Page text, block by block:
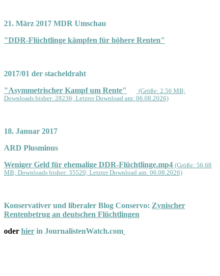
21. März 2017 MDR Umschau
"DDR-Flüchtlinge kämpfen für höhere Renten"
2017/01 der stacheldraht
"Asymmetrischer Kampf um Rente"
(Größe: 2.56 MB;
Downloads bisher: 28236; Letzter Download am: 06.08.2026)
18. Januar 2017
ARD Plusminus
Weniger Geld für ehemalige DDR-Flüchtlinge.mp4 (Größe: 56.68
MB; Downloads bisher: 35520; Letzter Download am: 06.08.2026)
Konservativer und liberaler Blog Conservo: Zynischer
Rentenbetrug an deutschen Flüchtlingen
oder hier in JournalistenWatch.com